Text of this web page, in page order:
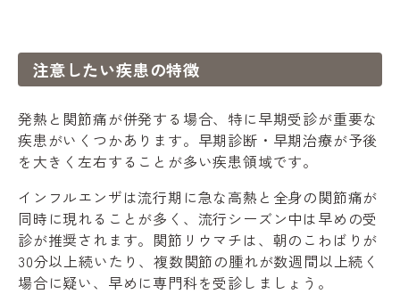
注意したい疾患の特徴
発熱と関節痛が併発する場合、特に早期受診が重要な
疾患がいくつかあります。早期診断・早期治療が予後
を大きく左右することが多い疾患領域です。
インフルエンザは流行期に急な高熱と全身の関節痛が
同時に現れることが多く、流行シーズン中は早めの受
診が推奨されます。関節リウマチは、朝のこわばりが
30分以上続いたり、複数関節の腫れが数週間以上続く
場合に疑い、早めに専門科を受診しましょう。